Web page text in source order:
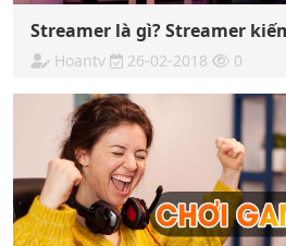
Streamer là gì? Streamer
Hoantv 26-02-2018 0